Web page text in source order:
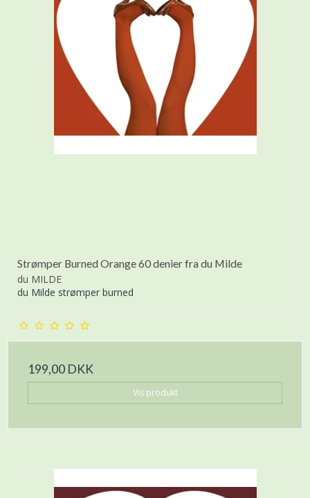
Strømper Burned Orange 60 denier fra du Milde
du MILDE
du Milde strømper burned
199,00 DKK
Vis produkt